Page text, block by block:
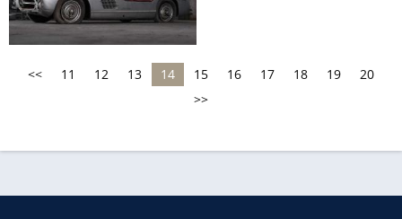
<< 11 12 13 14 15 16 17 18 19
20
>>